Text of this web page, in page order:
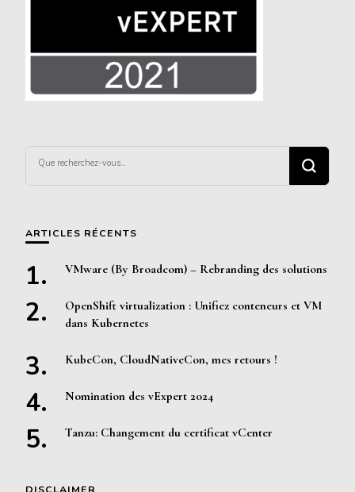
recherchiez
quelque
ARTICLES RÉCENTS
VMware (By Broadcom) – Rebranding des solutions
OpenShift virtualization : Unifiez conteneurs et VM
dans Kubernetes
KubeCon, CloudNativeCon, mes retours !
Nomination des vExpert 2024
Tanzu: Changement du certificat vCenter